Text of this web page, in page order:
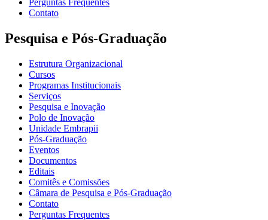
Contato
Pesquisa e Pós-Graduação
Estrutura Organizacional
Cursos
Programas Institucionais
Serviços
Pesquisa e Inovação
Polo de Inovação
Unidade Embrapii
Pós-Graduação
Eventos
Documentos
Editais
Comitês e Comissões
Câmara de Pesquisa e Pós-Graduação
Contato
Perguntas Frequentes